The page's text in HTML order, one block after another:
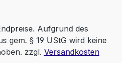
Aufgrund des
gem. § 19 UStG wird keine
zzgl. Versandkosten